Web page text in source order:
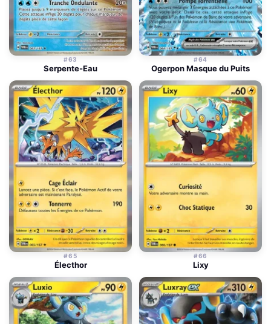
#63
Serpente-Eau
#64
Ogerpon Masque du Puits
#65
Électhor
#66
Lixy